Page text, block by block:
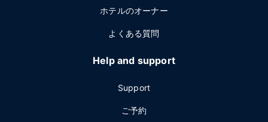
ホテルのオーナー
よくある質問
Help and support
Support
ご予約